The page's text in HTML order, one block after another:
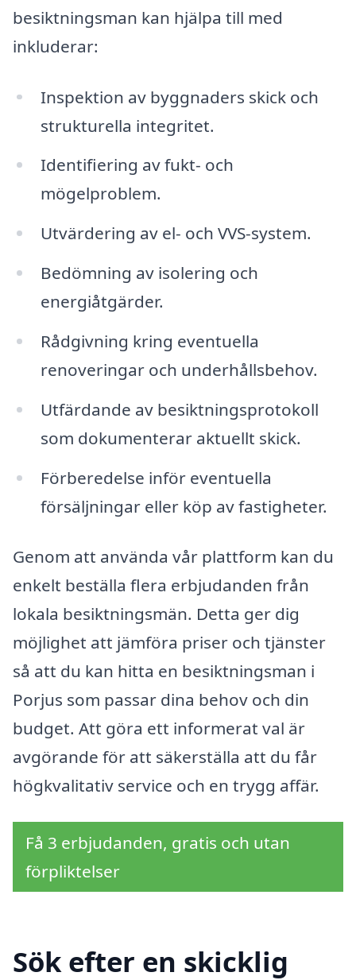
besiktningsman kan hjälpa till med
inkluderar:
Inspektion av byggnaders skick och
strukturella integritet.
Identifiering av fukt- och
mögelproblem.
Utvärdering av el- och VVS-system.
Bedömning av isolering och
energiåtgärder.
Rådgivning kring eventuella
renoveringar och underhållsbehov.
Utfärdande av besiktningsprotokoll
som dokumenterar aktuellt skick.
Förberedelse inför eventuella
försäljningar eller köp av fastigheter.
Genom att använda vår plattform kan du
enkelt beställa flera erbjudanden från
lokala besiktningsmän. Detta ger dig
möjlighet att jämföra priser och tjänster
så att du kan hitta en besiktningsman i
Porjus som passar dina behov och din
budget. Att göra ett informerat val är
avgörande för att säkerställa att du får
högkvalitativ service och en trygg affär.
Få 3 erbjudanden, gratis och utan
förpliktelser
Sök efter en skicklig